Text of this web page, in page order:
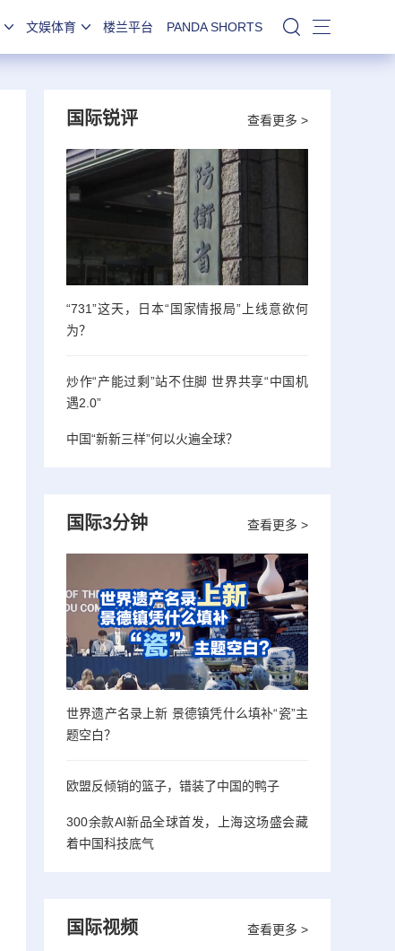
文娱体育 楼兰平台 PANDA SHORTS 站内搜索
查看更多 >
国际锐评
“731”这天，日本“国家情报局”上线意欲何
为？
炒作“产能过剩”站不住脚 世界共享“中国机
遇2.0”
中国“新新三样”何以火遍全球？
查看更多 >
国际3分钟
世界遗产名录上新 景德镇凭什么填补“瓷”主
题空白？
欧盟反倾销的篮子，错装了中国的鸭子
300余款AI新品全球首发，上海这场盛会藏
着中国科技底气
查看更多 >
国际视频